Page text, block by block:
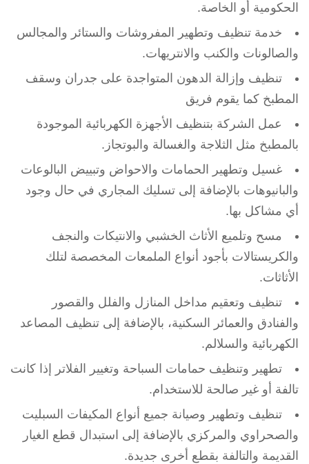
الحكومية أو الخاصة.
خدمة تنظيف وتطهير المفروشات والستائر والمجالس
والصالونات والكنب والانتريهات.
تنظيف وإزالة الدهون المتواجدة على جدران وسقف
المطبخ كما يقوم فريق
عمل الشركة بتنظيف الأجهزة الكهربائية الموجودة
بالمطبخ مثل الثلاجة والغسالة والبوتجاز.
غسيل وتطهير الحمامات والاحواض وتبييض البالوعات
والبانيوهات بالإضافة إلى تسليك المجاري في حال وجود
أي مشاكل بها.
مسح وتلميع الأثاث الخشبي والانتيكات والنجف
والكريستالات بأجود أنواع الملمعات المخصصة لتلك
الأثاثات.
تنظيف وتعقيم مداخل المنازل والفلل والقصور
والفنادق والعمائر السكنية، بالإضافة إلى تنظيف المصاعد
الكهربائية والسلالم.
تطهير وتنظيف حمامات السباحة وتغيير الفلاتر إذا كانت
تالفة أو غير صالحة للاستخدام.
تنظيف وتطهير وصيانة جميع أنواع المكيفات السبليت
والصحراوي والمركزي بالإضافة إلى استبدال قطع الغيار
القديمة والتالفة بقطع أخرى جديدة.